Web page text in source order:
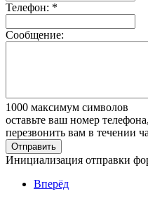
Телефон: *
Сообщение:
1000 максимум символов
оставьте ваш номер
перезвонить вам в течении
Отправить
Инициализация отправки
Вперёд